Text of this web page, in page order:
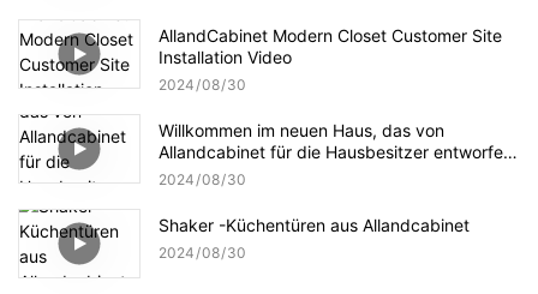
AllandCabinet Modern Closet Customer Site
Installation Video
2024 08 30
Willkommen im neuen Haus, das von
Allandcabinet für die Hausbesitzer entworfen
wurde
2024 08 30
Shaker -Küchentüren aus Allandcabinet
2024 08 30